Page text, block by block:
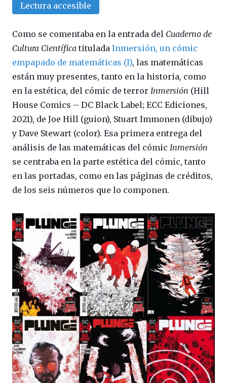
Lectura accesible
Como se comentaba en la entrada del Cuaderno de
Cultura Científica titulada Inmersión, un cómic
empapado de matemáticas (I), las matemáticas
están muy presentes, tanto en la historia, como
en la estética, del cómic de terror Inmersión (Hill
House Comics – DC Black Label; ECC Ediciones,
2021), de Joe Hill (guion), Stuart Immonen (dibujo)
y Dave Stewart (color). Esa primera entrega del
análisis de las matemáticas del cómic Inmersión
se centraba en la parte estética del cómic, tanto
en las portadas, como en las páginas de créditos,
de los seis números que lo componen.